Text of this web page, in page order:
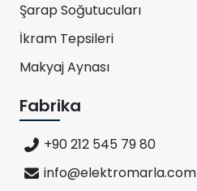
Şarap Soğutucuları
İkram Tepsileri
Makyaj Aynası
Fabrika
+90 212 545 79 80
info@elektromarla.com